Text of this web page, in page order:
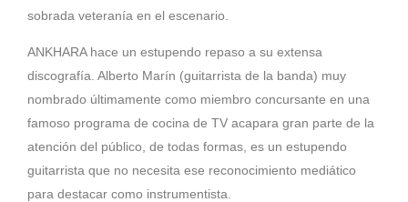
sobrada veteranía en el escenario.
ANKHARA hace un estupendo repaso a su extensa
discografía. Alberto Marín (guitarrista de la banda) muy
nombrado últimamente como miembro concursante en una
famoso programa de cocina de TV acapara gran parte de la
atención del público, de todas formas, es un estupendo
guitarrista que no necesita ese reconocimiento mediático
para destacar como instrumentista.